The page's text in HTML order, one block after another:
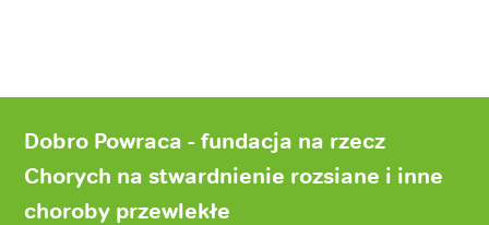
stronyDobro Powraca - fundacja na rzecz
Chorych na stwardnienie rozsiane i inne
choroby przewlekłe